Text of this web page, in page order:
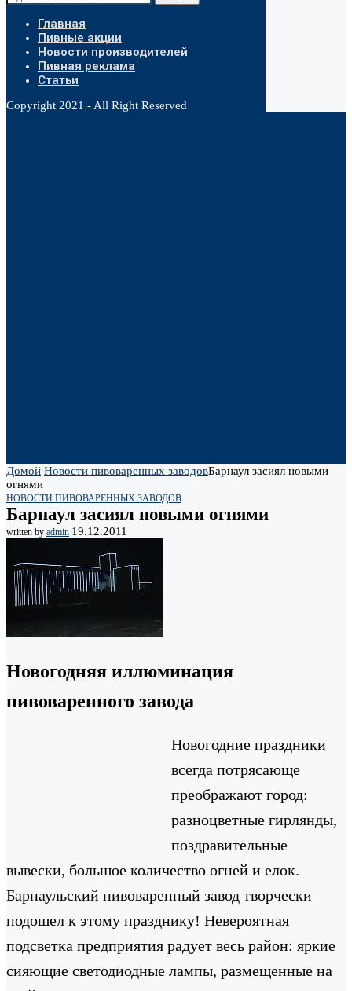
Главная
Пивные акции
Новости производителей
Пивная реклама
Статьи
Copyright 2021 - All Right Reserved
Домой Новости пивоваренных заводовБарнаул засиял новыми
огнями
НОВОСТИ ПИВОВАРЕННЫХ ЗАВОДОВ
Барнаул засиял новыми огнями
written by admin 19.12.2011
Новогодняя иллюминация
пивоваренного завода
Новогодние праздники
всегда потрясающе
преображают город:
разноцветные гирлянды,
поздравительные
вывески, большое количество огней и елок.
Барнаульский пивоваренный завод творчески
подошел к этому празднику! Невероятная
подсветка предприятия радует весь район: яркие
сияющие светодиодные лампы, размещенные на